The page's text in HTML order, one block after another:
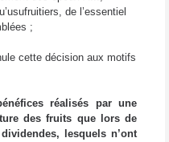
de l’essentiel
;
cette décision aux motifs
réalisés par une
des fruits que lors de
lesquels n’ont